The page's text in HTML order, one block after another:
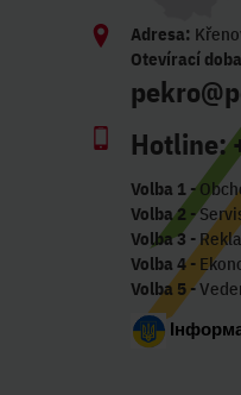
Adresa:
Otevírací
Hotline:
Volba 1-
Volba 2 -
Volba 3 -
Volba 4-
Volba 5-